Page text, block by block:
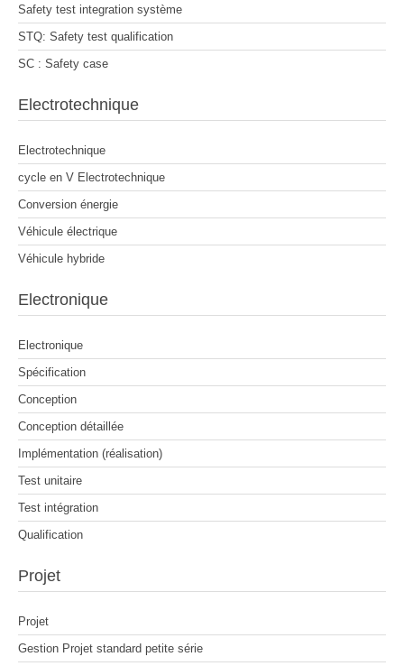
Safety test integration système
STQ: Safety test qualification
SC : Safety case
Electrotechnique
Electrotechnique
cycle en V Electrotechnique
Conversion énergie
Véhicule électrique
Véhicule hybride
Electronique
Electronique
Spécification
Conception
Conception détaillée
Implémentation (réalisation)
Test unitaire
Test intégration
Qualification
Projet
Projet
Gestion Projet standard petite série